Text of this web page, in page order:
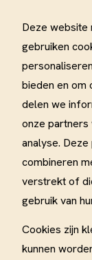
Deze website
gebruiken
bieden en om
delen we
onze partners
analyse.
combineren
verstrekt of
gebruik van
Cookies zijn
kunnen